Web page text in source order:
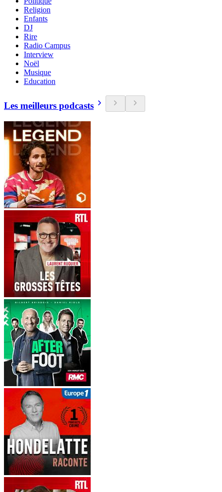
Religion
Enfants
DJ
Rire
Radio Campus
Interview
Noël
Musique
Education
Les meilleurs podcasts